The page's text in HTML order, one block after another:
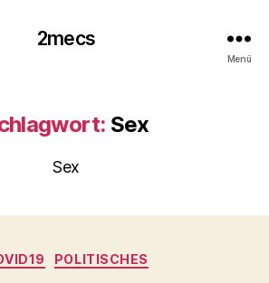
2mecs
Menü
Sex
Sex
Kategorien
POLITISCHES